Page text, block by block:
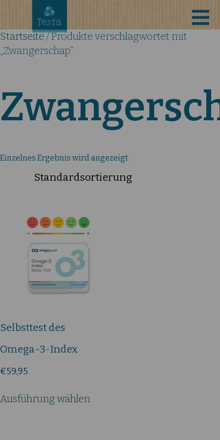
Startseite/ Produkte verschlagwortet mit
„Zwangerschap“
Einzelnes Ergebnis wird angezeigt
Selbsttest des
Omega-3-Index
€59,95
Ausführung wählenProdukt